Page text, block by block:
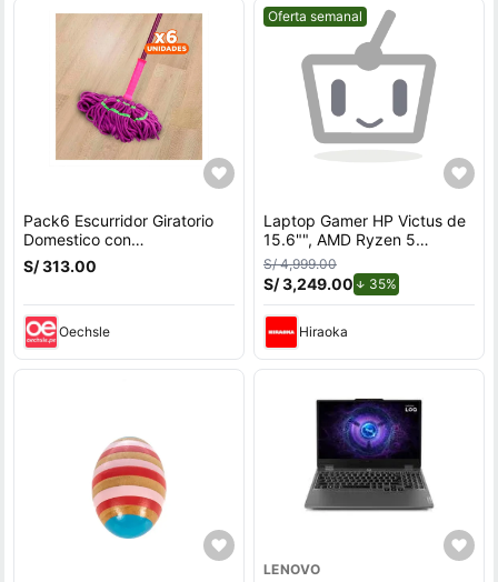
Pack6 Escurridor Giratorio
Domestico con
Autoexprimidor Y+Regalo
Sticker
S/ 313.00
Oechsle
Mejor precio.
Oferta semanal
Laptop Gamer HP Victus de
15.6"", AMD Ryzen 5
7535HS, NVIDIA GeForce
RTX 3050, 12GB RAM, disco
sólido de 512GB, modelo 15-
fb3058la
S/ 4,999.00
S/ 3,249.00 35%de descuento.
Hiraoka
LENOVO